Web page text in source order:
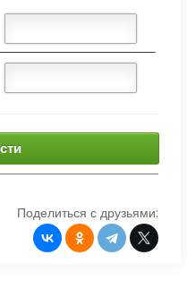
Поделиться с друзьями: